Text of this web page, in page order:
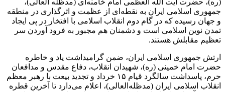
(ره)، حضرت آیت الله العظمی امام خامنه‌ای (مدظله العالی)،
جمهوری اسلامی ایران به نقطه‌ای از عظمت و اثرگذاری در منطقه
و جهان رسیده که در گام دوم انقلاب اسلامی با افتخار در پی ایجاد
تمدن نوین اسلامی است و دشمنان هم مجبور به فرود آوردن سر
تعظیم مقابلش هستند.
ارتش جمهوری اسلامی ایران، ضمن گرامیداشت یاد و خاطره
حضرت امام خمینی (ره)، شهیدان انقلاب، دفاع مقدس و مدافعان
حرم، پاسداشت سالگرد قیام ۱۵ خرداد و تجدید بیعت با رهبر معظم
انقلاب اسلامی ایران (مدظله‌العالی)، اعلام می‌دارد تا آخرین قطره